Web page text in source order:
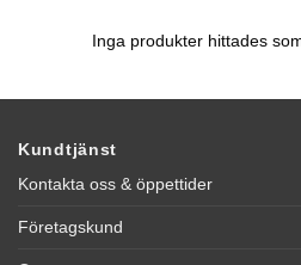
Inga produkter hittades
Kundtjänst
Kontakta oss & öppettider
Företagskund